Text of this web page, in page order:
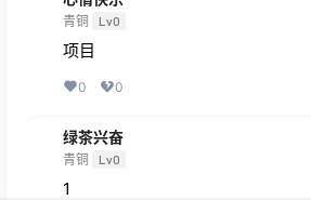
青铜 Lv0
项目
0 0
绿茶兴奋
青铜 Lv0
1